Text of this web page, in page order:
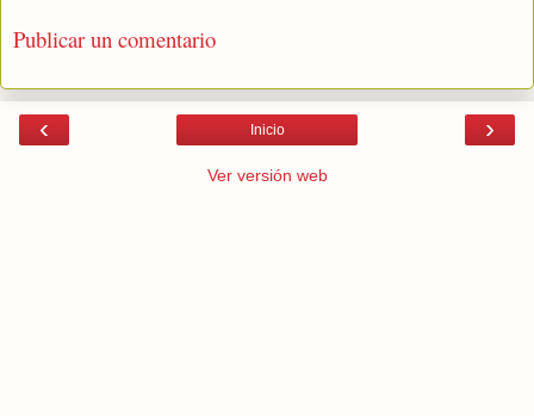
Publicar un comentario
‹ ›
Inicio
Ver versión web